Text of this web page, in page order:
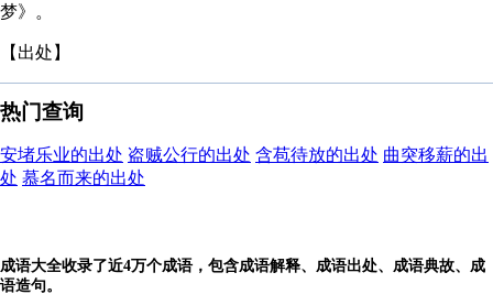
梦》。
【出处】
热门查询
安堵乐业的出处 盗贼公行的出处 含苞待放的出处 曲突移薪的出
处 慕名而来的出处
成语大全收录了近4万个成语，包含成语解释、成语出处、成语典故、成
语造句。